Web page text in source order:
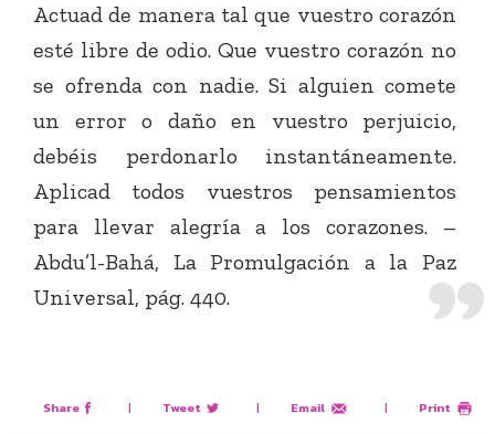
Actuad de manera tal que vuestro corazón
esté libre de odio. Que vuestro corazón no
se ofrenda con nadie. Si alguien comete
un error o daño en vuestro perjuicio,
debéis perdonarlo instantáneamente.
Aplicad todos vuestros pensamientos
para llevar alegría a los corazones. –
Abdu’l-Bahá, La Promulgación a la Paz
Universal, pág. 440.
Share | Tweet | Email | Print